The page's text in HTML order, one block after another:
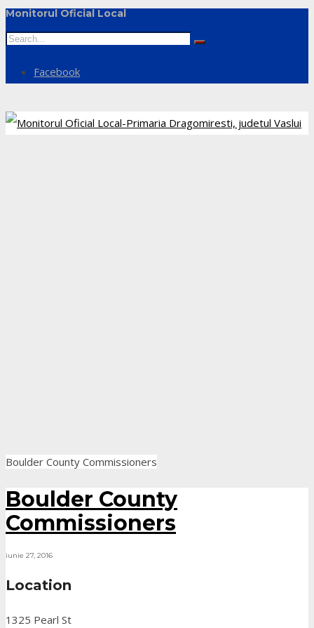
Monitorul Oficial Local
Facebook
Boulder County Commissioners
Boulder County
Commissioners
iunie 27, 2016
Location
1325 Pearl St